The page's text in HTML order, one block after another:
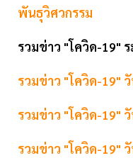
พันธุวิศวกรรม
รวมข่าว "โควิด-19"
รวมข่าว "โควิด-19"
รวมข่าว "โควิด-19"
รวมข่าว "โควิด-19"